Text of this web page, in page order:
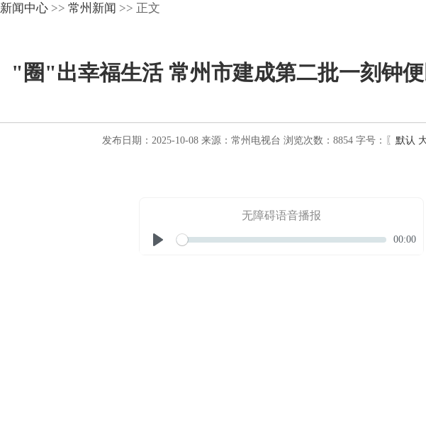
新闻中心>> 常州新闻 >> 正文
"圈"出幸福生活 常州市建成第二批一刻钟
发布日期：2025-10-08 来源： 常州电视台 浏览次数： 8854 字号：〖 默认
无障碍语音播报
Seek
Current
00:00